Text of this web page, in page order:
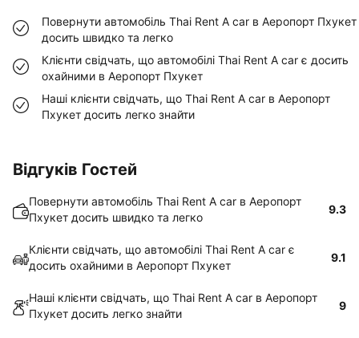
Повернути автомобіль Thai Rent A car в Аеропорт Пхукет
досить швидко та легко
Клієнти свідчать, що автомобілі Thai Rent A car є досить
охайними в Аеропорт Пхукет
Наші клієнти свідчать, що Thai Rent A car в Аеропорт
Пхукет досить легко знайти
Відгуків Гостей
Повернути автомобіль Thai Rent A car в Аеропорт
Пхукет досить швидко та легко
9.3
Клієнти свідчать, що автомобілі Thai Rent A car є
досить охайними в Аеропорт Пхукет
9.1
Наші клієнти свідчать, що Thai Rent A car в Аеропорт
Пхукет досить легко знайти
9